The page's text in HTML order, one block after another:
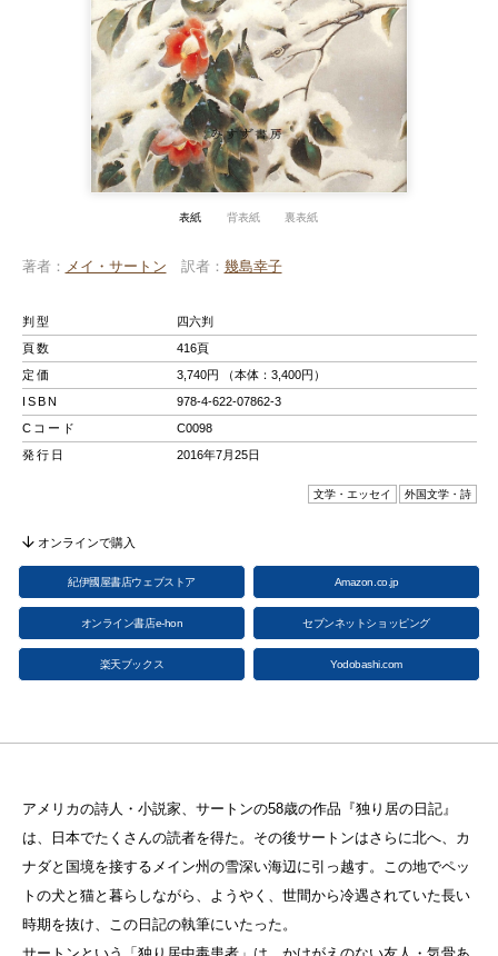
表紙 背表紙 裏表紙
著者 メイ・サートン 訳者 幾島幸子
判型
四六判
頁数
416頁
定価
3,740円 （本体：3,400円）
ISBN
978-4-622-07862-3
Cコード
C0098
発行日
2016年7月25日
文学・エッセイ 外国文学・詩
オンラインで購入
紀伊國屋書店ウェブストア Amazon.co.jp
オンライン書店e-hon セブンネットショッピング
楽天ブックス Yodobashi.com
アメリカの詩人・小説家、サートンの58歳の作品『独り居の日記』
は、日本でたくさんの読者を得た。その後サートンはさらに北へ、カ
ナダと国境を接するメイン州の雪深い海辺に引っ越す。この地でペッ
トの犬と猫と暮らしながら、ようやく、世間から冷遇されていた長い
時期を抜け、この日記の執筆にいたった。